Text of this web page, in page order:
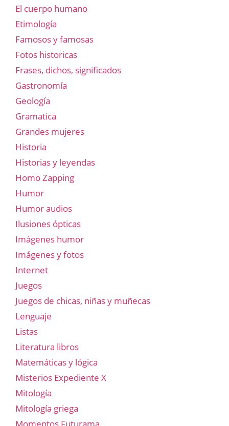
El cuerpo humano
Etimología
Famosos y famosas
Fotos historicas
Frases, dichos, significados
Gastronomía
Geología
Gramatica
Grandes mujeres
Historia
Historias y leyendas
Homo Zapping
Humor
Humor audios
Ilusiones ópticas
Imágenes humor
Imágenes y fotos
Internet
Juegos
Juegos de chicas, niñas y muñecas
Lenguaje
Listas
Literatura libros
Matemáticas y lógica
Misterios Expediente X
Mitología
Mitología griega